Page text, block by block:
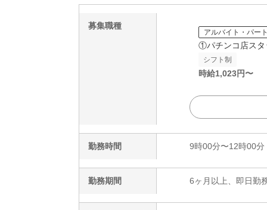
募集職種
アルバイト・パー
①パチンコ店スタ
シフト制
時給1,023円〜
勤務時間 9時00分〜12時00分
勤務期間 6ヶ月以上、即日勤